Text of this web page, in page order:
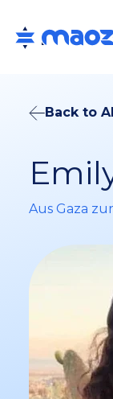
Back to
Aus Gaza